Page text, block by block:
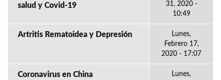
salud y Covid-19
31, 2020 -
10:49
Artritis Rematoidea y Depresión
Lunes,
Febrero 17,
2020 - 17:07
Coronavirus en China
Lunes,